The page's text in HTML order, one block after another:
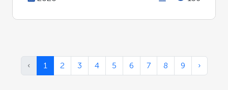
‹ 1 2 3 4 5 6 7 8 9 ›